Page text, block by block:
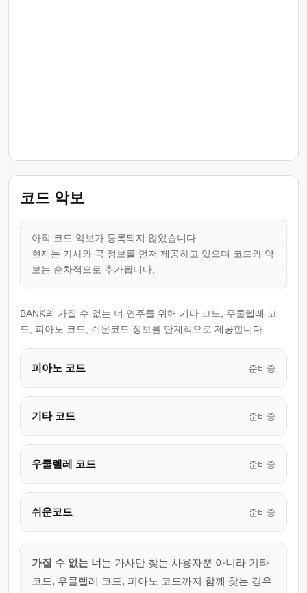
코드 악보
아직 코드 악보가 등록되지 않았습니다.
현재는 가사와 곡 정보를 먼저 제공하고 있으며 코드와 악
보는 순차적으로 추가됩니다.
BANK의 가질 수 없는 너 연주를 위해 기타 코드, 우쿨렐레 코
드, 피아노 코드, 쉬운코드 정보를 단계적으로 제공합니다.
피아노 코드 준비중
기타 코드 준비중
우쿨렐레 코드 준비중
쉬운코드 준비중
가질 수 없는 너는 가사만 찾는 사용자뿐 아니라 기타
코드, 우쿨렐레 코드, 피아노 코드까지 함께 찾는 경우